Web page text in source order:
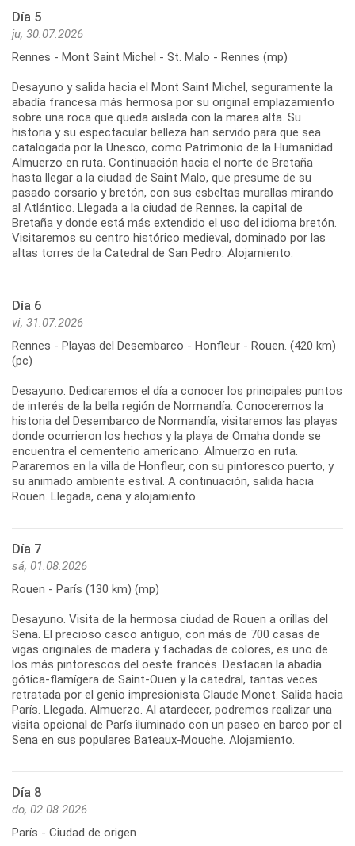
Día 5
ju, 30.07.2026
Rennes - Mont Saint Michel - St. Malo - Rennes (mp)
Desayuno y salida hacia el Mont Saint Michel, seguramente la
abadía francesa más hermosa por su original emplazamiento
sobre una roca que queda aislada con la marea alta. Su
historia y su espectacular belleza han servido para que sea
catalogada por la Unesco, como Patrimonio de la Humanidad.
Almuerzo en ruta. Continuación hacia el norte de Bretaña
hasta llegar a la ciudad de Saint Malo, que presume de su
pasado corsario y bretón, con sus esbeltas murallas mirando
al Atlántico. Llegada a la ciudad de Rennes, la capital de
Bretaña y donde está más extendido el uso del idioma bretón.
Visitaremos su centro histórico medieval, dominado por las
Día 6
vi, 31.07.2026
Rennes - Playas del Desembarco - Honfleur - Rouen. (420 km)
(pc)
Desayuno. Dedicaremos el día a conocer los principales puntos
de interés de la bella región de Normandía. Conoceremos la
historia del Desembarco de Normandía, visitaremos las playas
donde ocurrieron los hechos y la playa de Omaha donde se
encuentra el cementerio americano. Almuerzo en ruta.
Pararemos en la villa de Honfleur, con su pintoresco puerto, y
su animado ambiente estival. A continuación, salida hacia
Día 7
sá, 01.08.2026
Rouen - París (130 km) (mp)
Desayuno. Visita de la hermosa ciudad de Rouen a orillas del
Sena. El precioso casco antiguo, con más de 700 casas de
vigas originales de madera y fachadas de colores, es uno de
los más pintorescos del oeste francés. Destacan la abadía
gótica-flamígera de Saint-Ouen y la catedral, tantas veces
retratada por el genio impresionista Claude Monet. Salida hacia
París. Llegada. Almuerzo. Al atardecer, podremos realizar una
visita opcional de París iluminado con un paseo en barco por el
Día 8
do, 02.08.2026
París - Ciudad de origen